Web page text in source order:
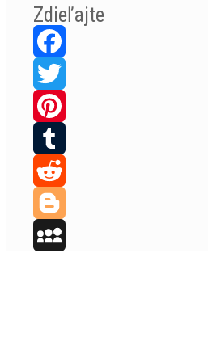
Zdieľajte
Facebook
Twitter
Pinterest
Tumblr
Reddit
Blogger